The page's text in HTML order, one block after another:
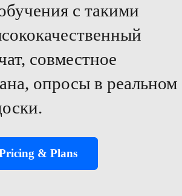
с такими
совместное
опросы в реальном
& Plans